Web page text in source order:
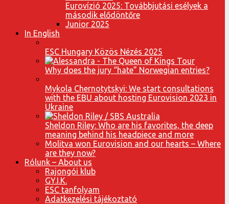
Eurovízió 2025: Továbbjutási esélyek a
második elődöntőre
Junior 2025
In English
ESC Hungary Közös Nézés 2025
Why does the jury “hate” Norwegian entries?
Mykola Chernotytskyi: We start consultations
with the EBU about hosting Eurovision 2023 in
Ukraine
Sheldon Riley: Who are his favorites, the deep
meaning behind his headpiece and more
Molitva won Eurovision and our hearts – Where
are they now?
Rólunk – About us
Rajongói klub
GY.I.K.
ESC tanfolyam
Adatkezelési tájékoztató